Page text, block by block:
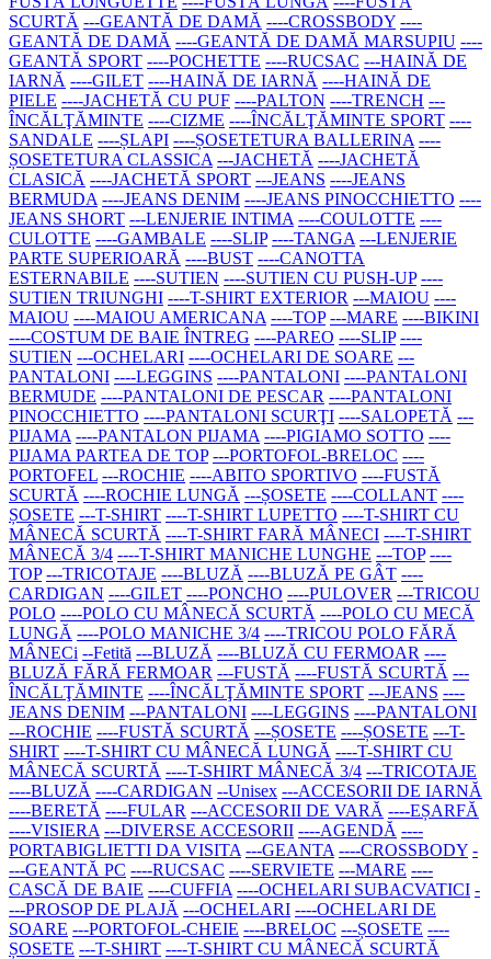
SCURTĂ ---GEANTĂ DE DAMĂ ----CROSSBODY ----
GEANTĂ DE DAMĂ ----GEANTĂ DE DAMĂ MARSUPIU ----
GEANTĂ SPORT ----POCHETTE ----RUCSAC ---HAINĂ DE
IARNĂ ----GILET ----HAINĂ DE IARNĂ ----HAINĂ DE
PIELE ----JACHETĂ CU PUF ----PALTON ----TRENCH ---
ÎNCĂLŢĂMINTE ----CIZME ----ÎNCĂLŢĂMINTE SPORT ----
SANDALE ----ȘLAPI ----ȘOSETETURA BALLERINA ----
ȘOSETETURA CLASSICA ---JACHETĂ ----JACHETĂ
CLASICĂ ----JACHETĂ SPORT ---JEANS ----JEANS
BERMUDA ----JEANS DENIM ----JEANS PINOCCHIETTO ----
JEANS SHORT ---LENJERIE INTIMA ----COULOTTE ----
CULOTTE ----GAMBALE ----SLIP ----TANGA ---LENJERIE
PARTE SUPERIOARĂ ----BUST ----CANOTTA
ESTERNABILE ----SUTIEN ----SUTIEN CU PUSH-UP ----
SUTIEN TRIUNGHI ----T-SHIRT EXTERIOR ---MAIOU ----
MAIOU ----MAIOU AMERICANA ----TOP ---MARE ----BIKINI
----COSTUM DE BAIE ÎNTREG ----PAREO ----SLIP ----
SUTIEN ---OCHELARI ----OCHELARI DE SOARE ---
PANTALONI ----LEGGINS ----PANTALONI ----PANTALONI
BERMUDE ----PANTALONI DE PESCAR ----PANTALONI
PINOCCHIETTO ----PANTALONI SCURŢI ----SALOPETĂ ---
PIJAMA ----PANTALON PIJAMA ----PIGIAMO SOTTO ----
PIJAMA PARTEA DE TOP ---PORTOFOL-BRELOC ----
PORTOFEL ---ROCHIE ----ABITO SPORTIVO ----FUSTĂ
SCURTĂ ----ROCHIE LUNGĂ ---ȘOSETE ----COLLANT ----
ȘOSETE ---T-SHIRT ----T-SHIRT LUPETTO ----T-SHIRT CU
MÂNECĂ SCURTĂ ----T-SHIRT FARĂ MÂNECI ----T-SHIRT
MÂNECĂ 3/4 ----T-SHIRT MANICHE LUNGHE ---TOP ----
TOP ---TRICOTAJE ----BLUZĂ ----BLUZĂ PE GÂT ----
CARDIGAN ----GILET ----PONCHO ----PULOVER ---TRICOU
POLO ----POLO CU MÂNECĂ SCURTĂ ----POLO CU MECĂ
LUNGĂ ----POLO MANICHE 3/4 ----TRICOU POLO FĂRĂ
MÂNECi --Fetită ---BLUZĂ ----BLUZĂ CU FERMOAR ----
BLUZĂ FĂRĂ FERMOAR ---FUSTĂ ----FUSTĂ SCURTĂ ---
ÎNCĂLŢĂMINTE ----ÎNCĂLŢĂMINTE SPORT ---JEANS ----
JEANS DENIM ---PANTALONI ----LEGGINS ----PANTALONI
---ROCHIE ----FUSTĂ SCURTĂ ---ȘOSETE ----ȘOSETE ---T-
SHIRT ----T-SHIRT CU MÂNECĂ LUNGĂ ----T-SHIRT CU
MÂNECĂ SCURTĂ ----T-SHIRT MÂNECĂ 3/4 ---TRICOTAJE
----BLUZĂ ----CARDIGAN --Unisex ---ACCESORII DE IARNĂ
----BERETĂ ----FULAR ---ACCESORII DE VARĂ ----EȘARFĂ
----VISIERA ---DIVERSE ACCESORII ----AGENDĂ ----
PORTABIGLIETTI DA VISITA ---GEANTA ----CROSSBODY -
---GEANTĂ PC ----RUCSAC ----SERVIETE ---MARE ----
CASCĂ DE BAIE ----CUFFIA ----OCHELARI SUBACVATICI -
---PROSOP DE PLAJĂ ---OCHELARI ----OCHELARI DE
SOARE ---PORTOFOL-CHEIE ----BRELOC ---ȘOSETE ----
ȘOSETE ---T-SHIRT ----T-SHIRT CU MÂNECĂ SCURTĂ